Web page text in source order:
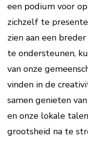
een podium voor
zichzelf te
zien aan een
te ondersteunen,
van onze
vinden in de
samen genieten
en onze lokale
grootsheid na te